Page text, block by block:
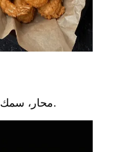
محار، سمك رِدفيش متبّل، غامبو، روبيان مقلي.